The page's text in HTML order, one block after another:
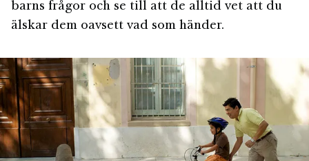
barns frågor och se till att de alltid vet att du
älskar dem oavsett vad som händer.